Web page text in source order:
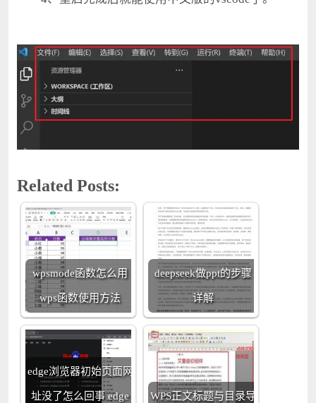
Related Posts:
wpsmode函数怎么用
wps函数使用方法
deepseek做ppt的步骤
详解
edge浏览器初始页面网
址没了怎么回事 edge WPS正文标题与目录导